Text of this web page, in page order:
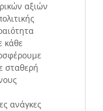
αξιών
κάθε
σταθερή
ανάγκες